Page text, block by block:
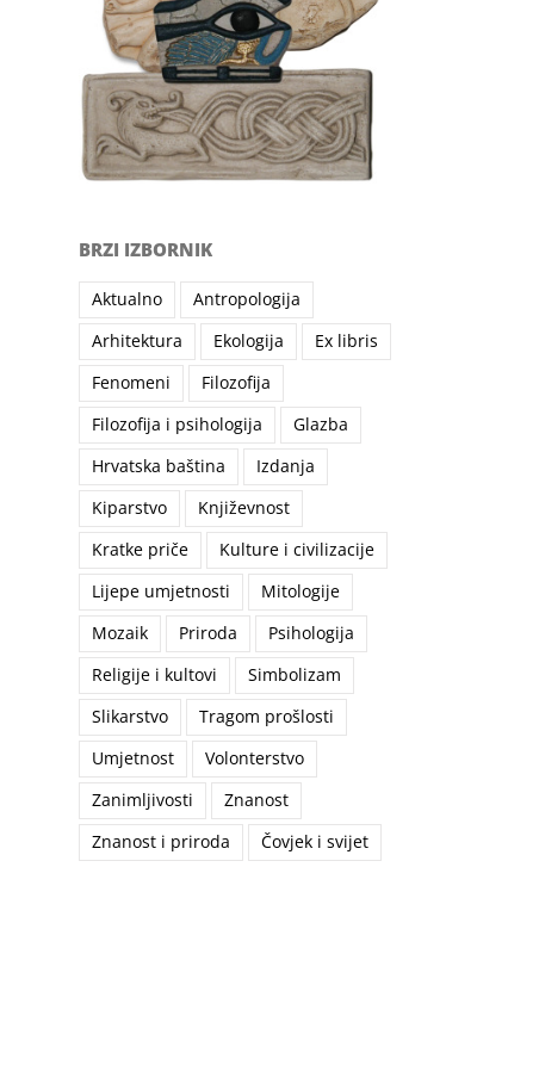
BRZI IZBORNIK
Aktualno
Antropologija
Arhitektura
Ekologija
Ex libris
Fenomeni
Filozofija
Filozofija i psihologija
Glazba
Hrvatska baština
Izdanja
Kiparstvo
Književnost
Kratke priče
Kulture i civilizacije
Lijepe umjetnosti
Mitologije
Mozaik
Priroda
Psihologija
Religije i kultovi
Simbolizam
Slikarstvo
Tragom prošlosti
Umjetnost
Volonterstvo
Zanimljivosti
Znanost
Znanost i priroda
Čovjek i svijet